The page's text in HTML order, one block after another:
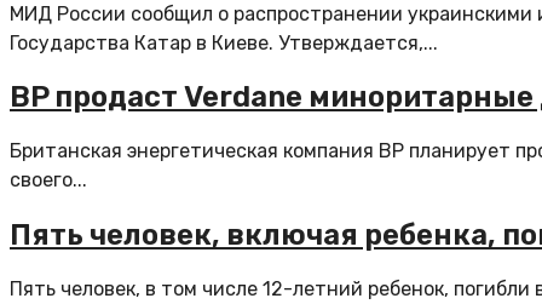
МИД России сообщил о распространении
Государства Катар в Киеве. Утверждается,...
BP продаст Verdane
Британская энергетическая компания BP планирует
своего...
Пять человек, включая ребенка,
Пять человек, в том числе 12-летний ребенок,